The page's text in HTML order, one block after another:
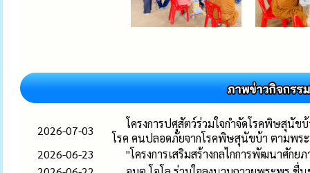
2026-07-03
โครงการปศุสัตว์ร่วมใจกำจัดโรคพิษสุนัข
โรค คนปลอดภัยจากโรคพิษสุนัขบ้า ตามพร
2026-06-23
"โครงการเสริมสร้างกลไกการพัฒนาศัก